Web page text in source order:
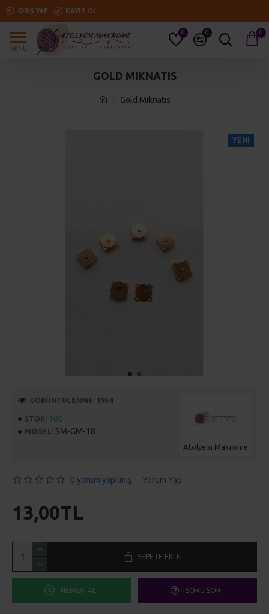
GIRIŞ YAP KAYIT OL
0 0 0
Gold Mıknatıs
GOLD MIKNATIS
YENI
STOK: 100
MODEL: SM-GM-18
Atolyem Makrome
GÖRÜNTÜLENME: 1954
0 yorum yapılmış. - Yorum Yap
13,00TL
SEPETE EKLE
HEMEN AL SORU SOR